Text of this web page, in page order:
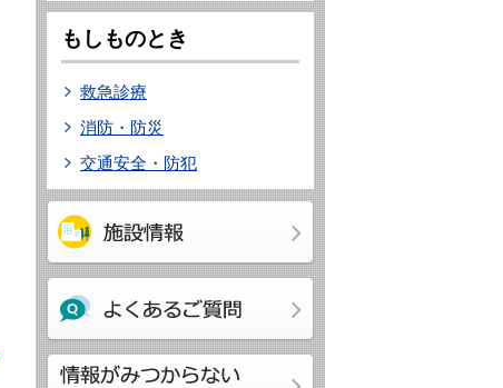
もしものとき
救急診療
消防・防災
交通安全・防犯